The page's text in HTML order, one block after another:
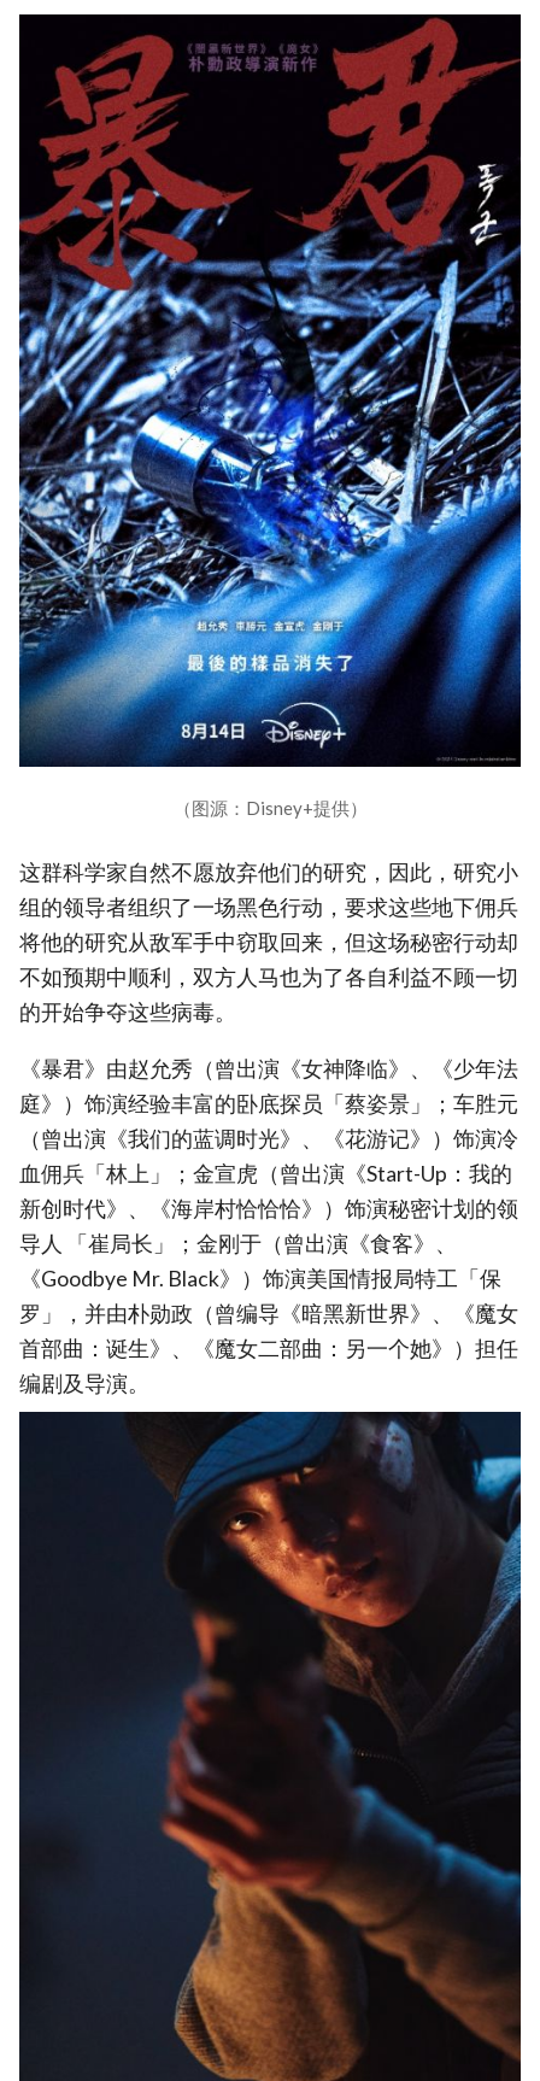
（图源：Disney+提供）
这群科学家自然不愿放弃他们的研究，因此，研究小
组的领导者组织了一场黑色行动，要求这些地下佣兵
将他的研究从敌军手中窃取回来，但这场秘密行动却
不如预期中顺利，双方人马也为了各自利益不顾一切
的开始争夺这些病毒。
《暴君》由赵允秀（曾出演《女神降临》、《少年法
庭》）饰演经验丰富的卧底探员「蔡姿景」；车胜元
（曾出演《我们的蓝调时光》、《花游记》）饰演冷
血佣兵「林上」；金宣虎（曾出演《Start-Up：我的
新创时代》、《海岸村恰恰恰》）饰演秘密计划的领
导人 「崔局长」；金刚于（曾出演《食客》、
《Goodbye Mr. Black》）饰演美国情报局特工「保
罗」，并由朴勋政（曾编导《暗黑新世界》、《魔女
首部曲：诞生》、《魔女二部曲：另一个她》）担任
编剧及导演。